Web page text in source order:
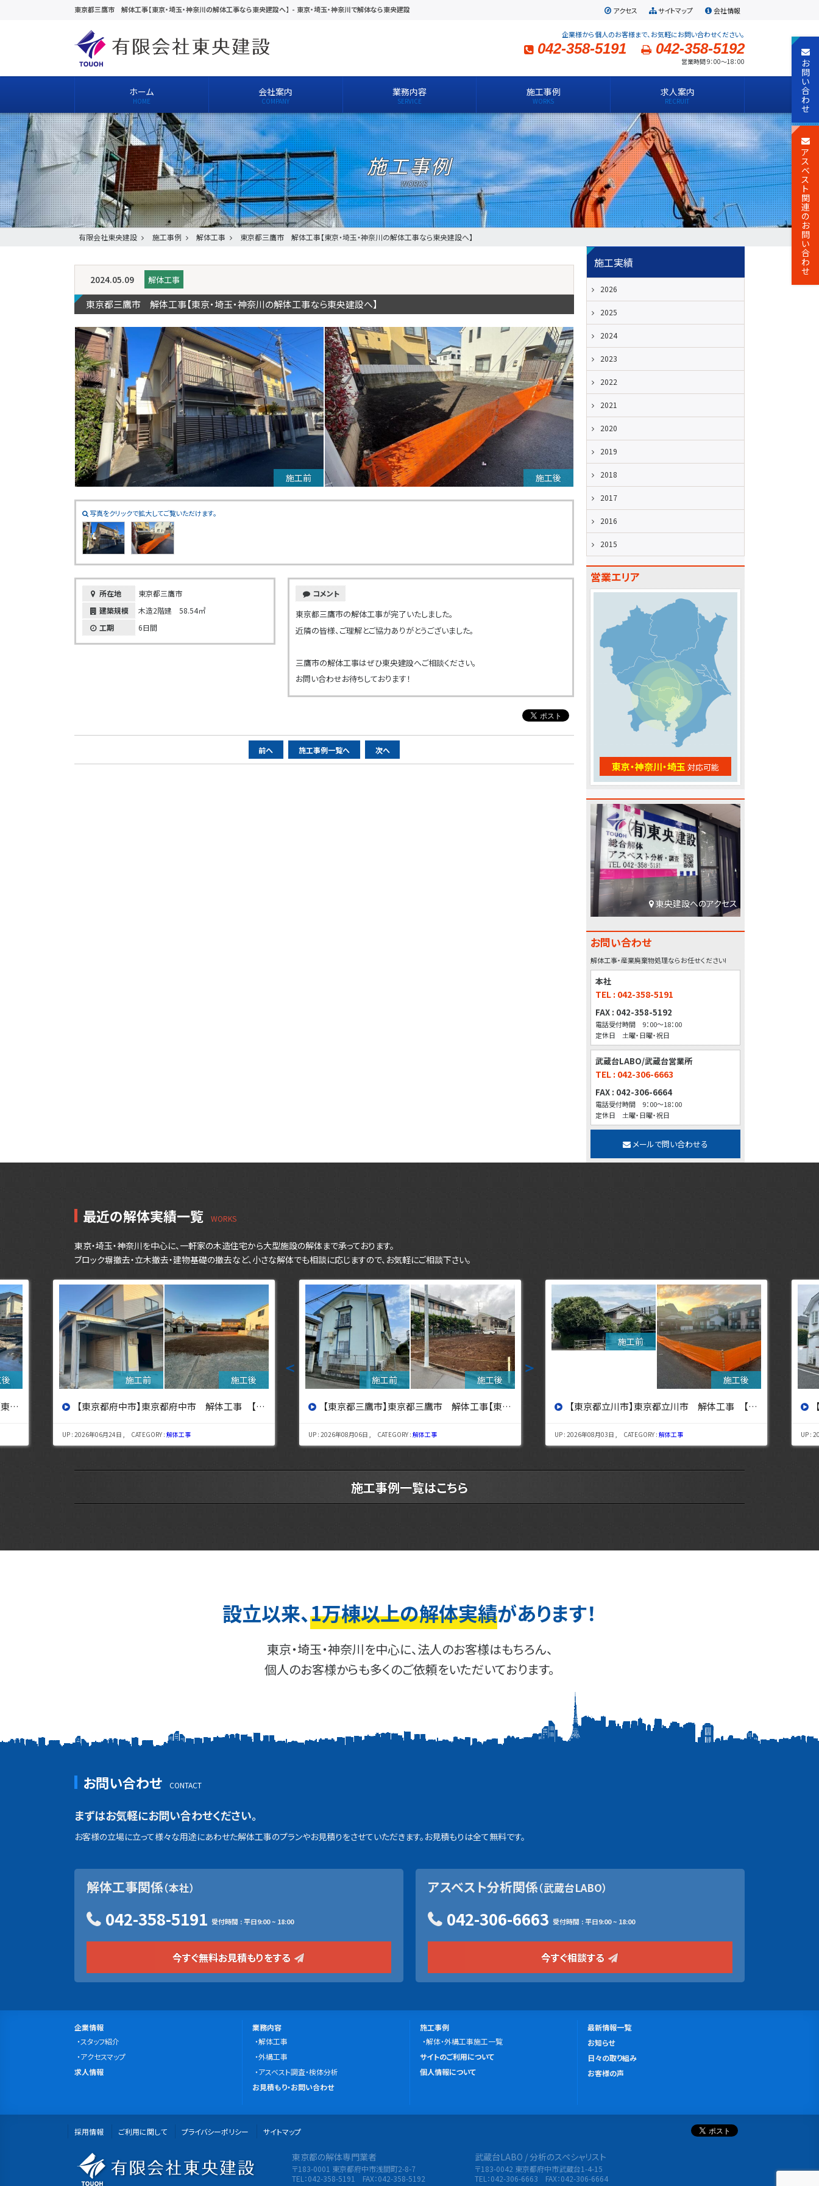
東京都三鷹市 解体工事【東京・埼玉・神奈川の解体工事なら東央建設へ】 - 東京・埼玉・神奈川で解体なら東央建設 アクセス サイトマップ 会社情報
企業様から個人のお客様まで、お気軽にお問い合わせください。
042-358-5191 042-358-5192
営業時間 9：00～18：00
ホーム 会社案内 業務内容 施工事例 求人案内
施工事例
有限会社東央建設 施工事例 解体工事 東京都三鷹市 解体工事【東京・埼玉・神奈川の解体工事なら東央建設へ】
2024.05.09 解体工事
東京都三鷹市 解体工事【東京・埼玉・神奈川の解体工事なら東央建設へ】
施工前 施工後
写真をクリックで拡大してご覧いただけます。
所在地
東京都三鷹市
建築規模
木造2階建 58.54㎡
工期
6日間
コメント
東京都三鷹市の解体工事が完了いたしました。
近隣の皆様、ご理解とご協力ありがとうございました。
三鷹市の解体工事はぜひ東央建設へご相談ください。
お問い合わせお待ちしております！
ー
前へ 施工事例一覧へ 次へ
施工実績
2026
2025
2024
2023
2022
2021
2020
2019
2018
2017
2016
2015
営業エリア
東京・神奈川・埼玉 対応可能
東央建設へのアクセス
お問い合わせ
解体工事・産業廃棄物処理ならお任せください!
本社
TEL : 042-358-5191
FAX : 042-358-5192
電話受付時間 9：00～18：00
定休日 土曜・日曜・祝日
武蔵台LABO/武蔵台営業所
TEL : 042-306-6663
FAX : 042-306-6664
電話受付時間 9：00～18：00
定休日 土曜・日曜・祝日
メールで問い合わせる
最近の解体実績一覧
東京・埼玉・神奈川を中心に、一軒家の木造住宅から大型施設の解体まで承っております。
ブロック塀撤去・立木撤去・建物基礎の撤去など、小さな解体でも相談に応じますので、お気軽にご相談下さい。
＜
】 【東京都三鷹市】東京都三鷹市 解体工事【東京・埼玉・神奈川の解体工事なら東央建設へ】
UP : 2026年08月06日 , CATEGORY :解体工事
【東京都立川市】東京都立川市 解体工事 【東京・埼玉・神奈川の解体工事なら東央建設へ】
UP : 2026年08月03日 , CATEGORY :解体工事
【東京都杉並区】東京都杉並区 解体工事【東京・埼玉・神奈川の解体工事なら東央建設へ】
UP : 2026年07月29日 , CATEGORY :解体工事 UP :
＞
施工事例一覧はこちら
設立以来、1万棟以上の解体実績があります！
東京・埼玉・神奈川を中心に、法人のお客様はもちろん、
個人のお客様からも多くのご依頼をいただいております。
お問い合わせ
まずはお気軽にお問い合わせください。
お客様の立場に立って様々な用途にあわせた解体工事のプランやお見積りをさせていただきます。お見積もりは全て無料です。
解体工事関係（本社）
042-358-5191 受付時間 : 平日9:00 ~ 18:00
今すぐ無料お見積もりをする
アスベスト分析関係（武蔵台LABO）
042-306-6663 受付時間 : 平日9:00 ~ 18:00
今すぐ相談する
サ
イ
ト
会
社
案
内
企業情報
スタッフ紹介
アクセスマップ
求
報
求人情報
事
業
内
容
業務内容
解体工事
外構工事
アスベスト調査・検体分析
無
お
も
り・
お見積もり・お問い合わせ
施
工
事
例
施工事例
解体・外構工事施工一覧
こ
の
ト
て
サイトのご利用について
個人情報について
更
新
情
報
最新情報一覧
お知らせ
日々の取り組み
お客様の声
採用情報 ご利用に関して プライバシーポリシー サイトマップ
有限会社 東央建設
東京都の解体専門業者
〒183-0001 東京都府中市浅間町2-8-7
TEL：042-358-5191 FAX：042-358-5192
武蔵台LABO / 分析のスペシャリスト
〒183-0042 東京都府中市武蔵台1-4-15
TEL：042-306-6663 FAX：042-306-6664
お
問
い
合
わ
せ
ア
ス
ベ
ス
ト
関
連
の
お
問
い
合
わ
せ